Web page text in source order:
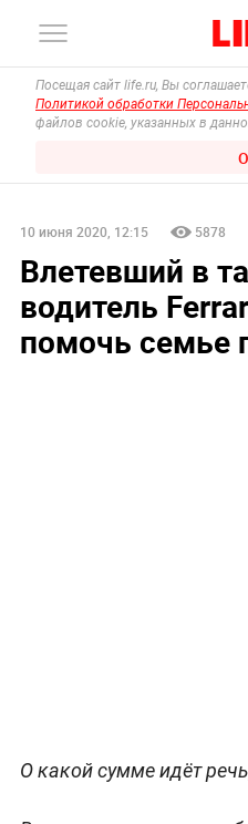
Посещая сайт life.ru, Вы
Политикой обработки
файлов cookie, указанных в
10 июня 2020, 12:15 5878
Влетевший в
водитель
помочь семье
О какой сумме идёт